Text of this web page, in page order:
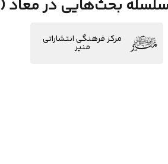
سلسله بحث‌هایی در معاد (2): سنجش کردارها
مرکز فرهنگی انتشاراتی
منیر